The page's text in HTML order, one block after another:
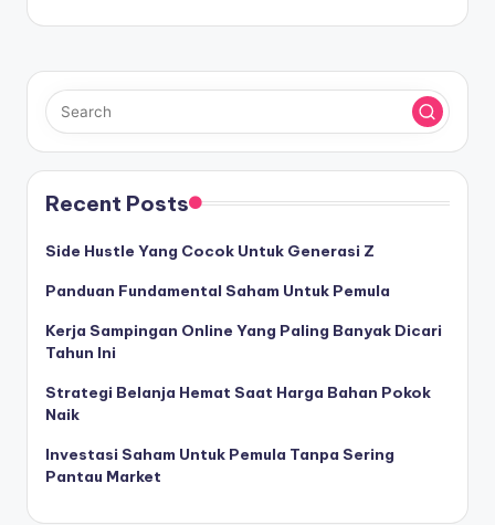
Recent Posts
Side Hustle Yang Cocok Untuk Generasi Z
Panduan Fundamental Saham Untuk Pemula
Kerja Sampingan Online Yang Paling Banyak Dicari
Tahun Ini
Strategi Belanja Hemat Saat Harga Bahan Pokok
Naik
Investasi Saham Untuk Pemula Tanpa Sering
Pantau Market